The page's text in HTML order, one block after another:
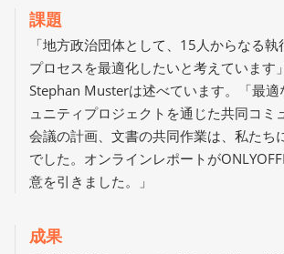
課題
「地方政治団体として、15人からなる
プロセスを最適化したいと考えています
Stephan Musterは述べています。「最適
ュニティプロジェクトを通じた共同コミ
会議の計画、文書の共同作業は、私たち
でした。オンラインレポートが
意を引きました。」
成果